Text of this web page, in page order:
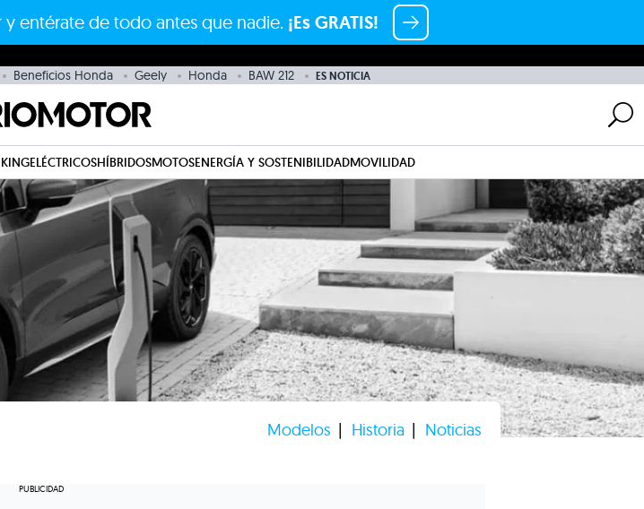
y entérate de todo antes que nadie. ¡Es GRATIS!
Beneficios Honda Geely Honda BAW 212 ES NOTICIA
ELÉCTRICOSHÍBRIDOSMOTOSENERGÍA Y SOSTENIBILIDADMOVILIDAD
Modelos Historia Noticias